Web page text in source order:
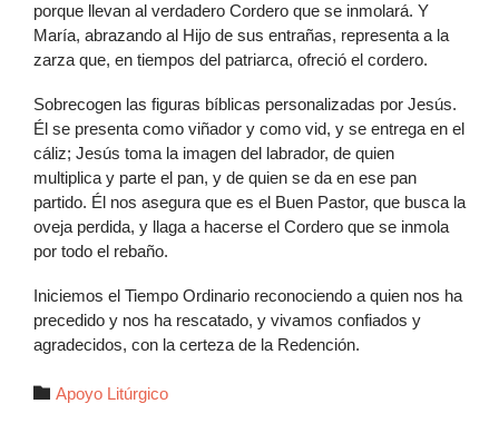
porque llevan al verdadero Cordero que se inmolará. Y
María, abrazando al Hijo de sus entrañas, representa a la
zarza que, en tiempos del patriarca, ofreció el cordero.
Sobrecogen las figuras bíblicas personalizadas por Jesús.
Él se presenta como viñador y como vid, y se entrega en el
cáliz; Jesús toma la imagen del labrador, de quien
multiplica y parte el pan, y de quien se da en ese pan
partido. Él nos asegura que es el Buen Pastor, que busca la
oveja perdida, y llaga a hacerse el Cordero que se inmola
por todo el rebaño.
Iniciemos el Tiempo Ordinario reconociendo a quien nos ha
precedido y nos ha rescatado, y vivamos confiados y
agradecidos, con la certeza de la Redención.
 Autor
Apoyo Litúrgico